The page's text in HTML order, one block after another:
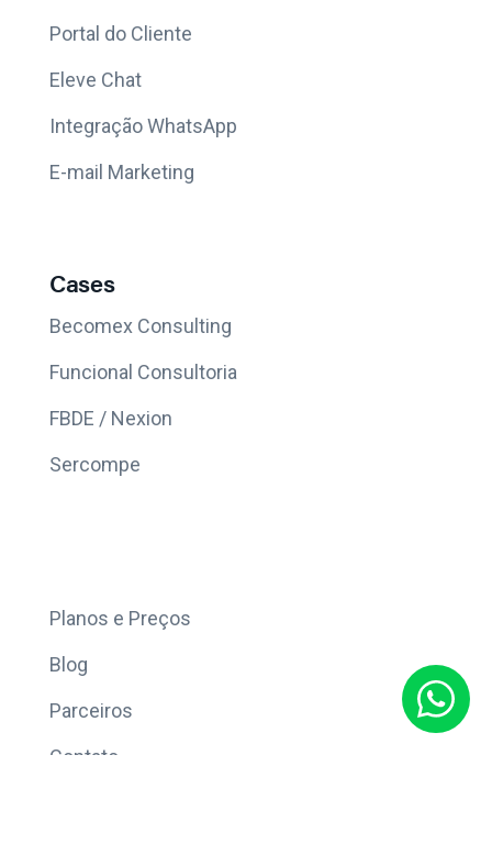
Portal do Cliente
Eleve Chat
Integração WhatsApp
E-mail Marketing
Cases
Becomex Consulting
Funcional Consultoria
FBDE / Nexion
Sercompe
Planos e Preços
Blog
Parceiros
Contato